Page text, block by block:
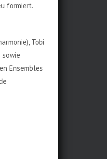
formiert.
Tobi
sowie
Ensembles